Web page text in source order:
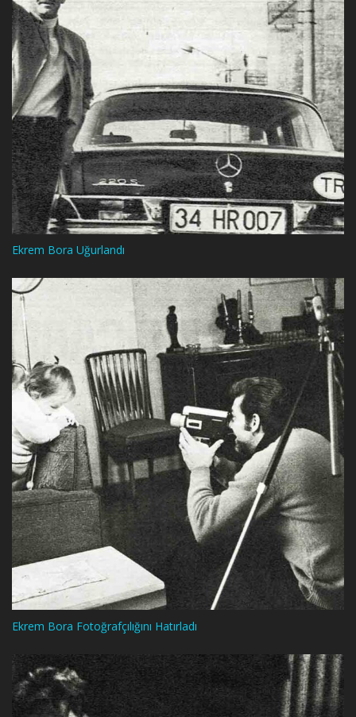
Ekrem Bora Uğurlandı
Ekrem Bora Fotoğrafçılığını Hatırladı